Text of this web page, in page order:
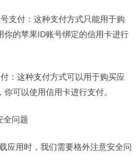
号支付：这种支付方式只能用于购
你的苹果ID账号绑定的信用卡进行
付：这种支付方式可以用于购买应
你可以使用信用卡进行支付。
全问题
应用时，我们需要格外注意安全问